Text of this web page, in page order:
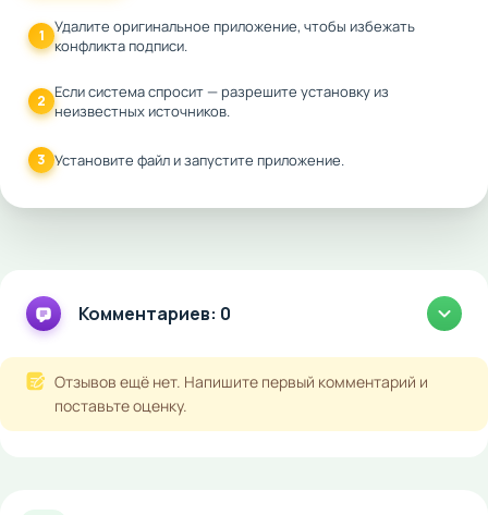
1 Удалите оригинальное приложение, чтобы избежать
конфликта подписи.
2 Если система спросит — разрешите установку из
неизвестных источников.
3 Установите файл и запустите приложение.
Комментариев: 0
Отзывов ещё нет. Напишите первый комментарий и
поставьте оценку.